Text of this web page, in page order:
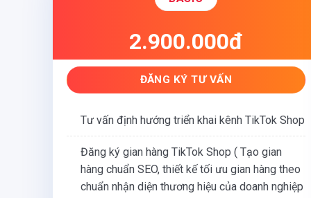
2.900.000đ
ĐĂNG KÝ TƯ VẤN
Tư vấn định hướng triển khai kênh TikTok Shop
Đăng ký gian hàng TikTok Shop ( Tạo gian
hàng chuẩn SEO, thiết kế tối ưu gian hàng theo
chuẩn nhận diện thương hiệu của doanh nghiệp